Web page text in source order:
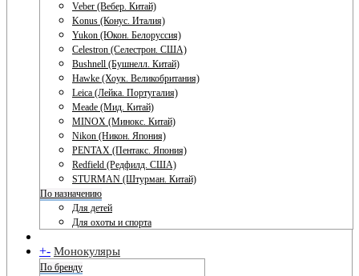
Veber (Вебер. Китай)
Konus (Конус. Италия)
Yukon (Юкон. Белоруссия)
Celestron (Селестрон. США)
Bushnell (Бушнелл. Китай)
Hawke (Хоук. Великобритания)
Leica (Лейка. Португалия)
Meade (Мид. Китай)
MINOX (Минокс. Китай)
Nikon (Никон. Япония)
PENTAX (Пентакс. Япония)
Redfield (Редфилд. США)
STURMAN (Штурман. Китай)
По назначению
Для детей
Для охоты и спорта
+- Монокуляры
По бренду